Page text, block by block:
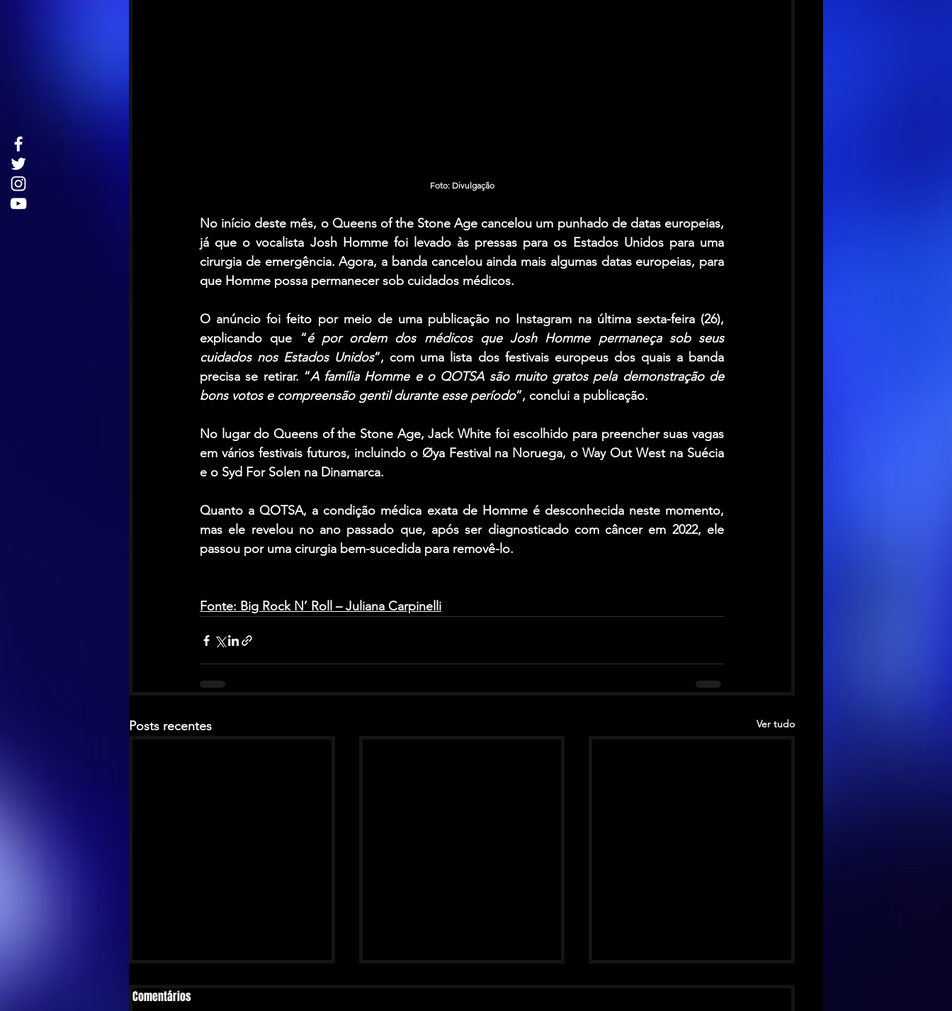
Foto: Divulgação
No início deste mês, o Queens of the Stone Age cancelou um punhado de datas europeias,
já que o vocalista Josh Homme foi levado às pressas para os Estados Unidos para uma
cirurgia de emergência. Agora, a banda cancelou ainda mais algumas datas europeias, para
que Homme possa permanecer sob cuidados médicos.
O anúncio foi feito por meio de uma publicação no Instagram na última sexta-feira (26),
explicando que “é por ordem dos médicos que Josh Homme permaneça sob seus
cuidados nos Estados Unidos”, com uma lista dos festivais europeus dos quais a banda
precisa se retirar. “A família Homme e o QOTSA são muito gratos pela demonstração de
bons votos e compreensão gentil durante esse período”, conclui a publicação.
No lugar do Queens of the Stone Age, Jack White foi escolhido para preencher suas vagas
em vários festivais futuros, incluindo o Øya Festival na Noruega, o Way Out West na Suécia
e o Syd For Solen na Dinamarca.
Quanto a QOTSA, a condição médica exata de Homme é desconhecida neste momento,
mas ele revelou no ano passado que, após ser diagnosticado com câncer em 2022, ele
passou por uma cirurgia bem-sucedida para removê-lo.
Fonte: Big Rock N’ Roll – Juliana Carpinelli
Posts recentes Ver tudo
Comentários